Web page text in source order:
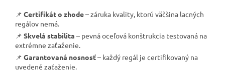
📌 Certifikát o zhode– záruka kvality, ktorú väčšina lacných
regálov nemá.
📌 Skvelá stabilita – pevná oceľová konštrukcia testovaná na
extrémne zaťaženie.
📌 Garantovaná nosnosť– každý regál je certifikovaný na
uvedené zaťaženie.